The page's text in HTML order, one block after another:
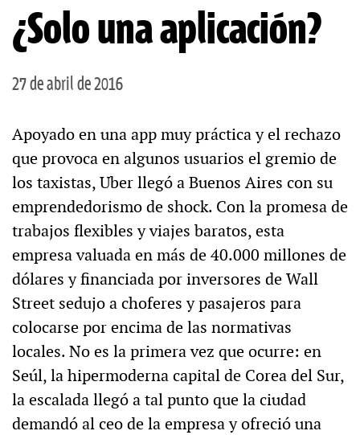
¿Solo una aplicación?
27 de abril de 2016
Apoyado en una app muy práctica y el rechazo
que provoca en algunos usuarios el gremio de
los taxistas, Uber llegó a Buenos Aires con su
emprendedorismo de shock. Con la promesa de
trabajos flexibles y viajes baratos, esta
empresa valuada en más de 40.000 millones de
dólares y financiada por inversores de Wall
Street sedujo a choferes y pasajeros para
colocarse por encima de las normativas
locales. No es la primera vez que ocurre: en
Seúl, la hipermoderna capital de Corea del Sur,
la escalada llegó a tal punto que la ciudad
demandó al ceo de la empresa y ofreció una